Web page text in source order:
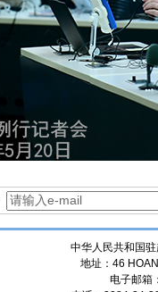
中华人民共和国
地址：46
电子邮箱